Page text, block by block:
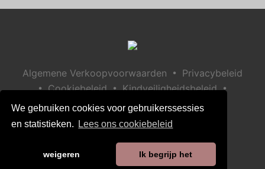
We gebruiken cookies voor gebruikerssessies
en statistieken.
Lees ons cookiebeleid
weigeren Ik begrijp het
Algemene Verkoopvoorwaarden • Privacybeleid
• Cookiebeleid • Kindveiligheidsbeleid •
Help / Contact